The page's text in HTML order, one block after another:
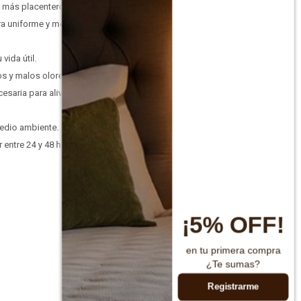
placentero.
uniforme y mejora
útil.
y malos olores.
para aliviar
ambiente.
24 y 48 horas
¡5% OFF!
en tu primera compra
¿Te sumas?
Registrarme